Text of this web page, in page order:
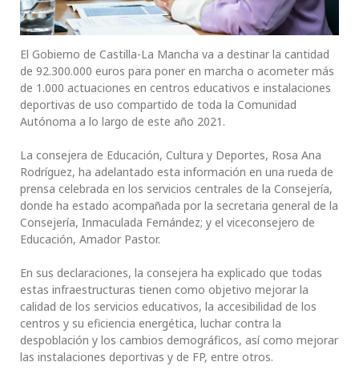
El Gobierno de Castilla-La Mancha va a destinar la cantidad
de 92.300.000 euros para poner en marcha o acometer más
de 1.000 actuaciones en centros educativos e instalaciones
deportivas de uso compartido de toda la Comunidad
Autónoma a lo largo de este año 2021.
La consejera de Educación, Cultura y Deportes, Rosa Ana
Rodríguez, ha adelantado esta información en una rueda de
prensa celebrada en los servicios centrales de la Consejería,
donde ha estado acompañada por la secretaria general de la
Consejería, Inmaculada Fernández; y el viceconsejero de
Educación, Amador Pastor.
En sus declaraciones, la consejera ha explicado que todas
estas infraestructuras tienen como objetivo mejorar la
calidad de los servicios educativos, la accesibilidad de los
centros y su eficiencia energética, luchar contra la
despoblación y los cambios demográficos, así como mejorar
las instalaciones deportivas y de FP, entre otros.